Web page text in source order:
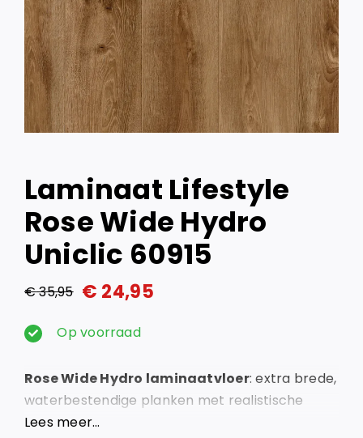
Laminaat Lifestyle
Rose Wide Hydro
Uniclic 60915
€35,95
Oorspronkelijke
prijs
€ 35,95.
€ 24,95
Huidige
prijs
€ 24,95.
Op voorraad
Rose Wide Hydro laminaatvloer: extra brede,
waterbestendige planken met realistische
houtstructuur. Geschikt voor vloerverwarming.
Lees meer…